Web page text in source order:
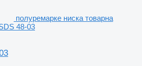
полуремарке ниска товарна
48-03